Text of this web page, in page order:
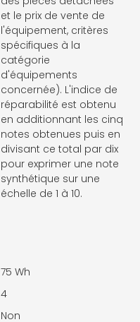
et le prix de vente de
l'équipement, critères
spécifiques à la
catégorie
d'équipements
concernée). L'indice de
réparabilité est obtenu
en additionnant les cinq
notes obtenues puis en
divisant ce total par dix
pour exprimer une note
synthétique sur une
échelle de 1 à 10.
75 Wh
4
Non